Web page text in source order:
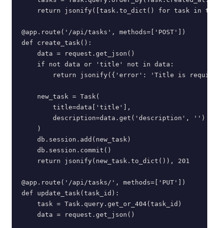
return jsonify([task.to_dict() for task in
@app.route('/api/tasks', methods=['POST'])
def create_task():
    data = request.get_json()
    if not data or 'title' not in data:
return jsonify({'error': 'Title is
    new_task = Task(
        title=data['title'],
        description=data.get('description', '')
    )
    db.session.add(new_task)
    db.session.commit()
    return jsonify(new_task.to_dict()), 201
@app.route('/api/tasks/ ', methods=['PUT'])
def update_task(task_id):
    task = Task.query.get_or_404(task_id)
    data = request.get_json()